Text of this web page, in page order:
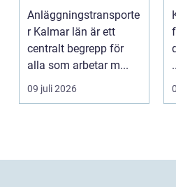
byggprojekt
Anläggningstransporte
r Kalmar län är ett
centralt begrepp för
alla som arbetar m...
09 juli 2026